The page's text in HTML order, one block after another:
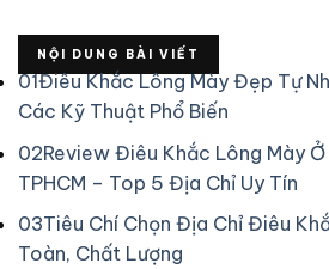
NỘI DUNG BÀI VIẾT
01Điêu Khắc Lông Mày Đẹp Tự
Các Kỹ Thuật Phổ Biến
02Review Điêu Khắc Lông Mày
TPHCM – Top 5 Địa Chỉ Uy Tín
03Tiêu Chí Chọn Địa Chỉ Điêu
Toàn, Chất Lượng